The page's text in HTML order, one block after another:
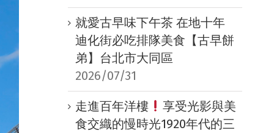
就愛古早味下午茶 在地十年
迪化街必吃排隊美食【古早餅
弟】台北市大同區
2026/07/31
走進百年洋樓
享受光影與美
食交織的慢時光1920年代的三